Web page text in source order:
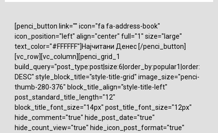
[penci_button link="" icon="fa fa-address-book"
icon_position="left" align="center" full="1" size="large"
text_color="#FFFFFF"]Најчитани Денес [/penci_button]
[vc_row][vc_column][penci_grid_1
build_query="post_type:post|size:6|order_by:popular1|order:
DESC" style_block_title="style-title-grid" image_size="penci-
thumb-280-376" block_title_align="style-title-left"
post_standard_title_length="12"
block_title_font_size="14px" post_title_font_size="12px"
hide_comment="true" hide_post_date="true"
hide_count_view="true" hide_icon_post_format="true"